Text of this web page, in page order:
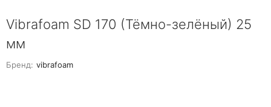
Vibrafoam SD 170 (Тёмно-зелёный) 25
мм
Бренд: vibrafoam